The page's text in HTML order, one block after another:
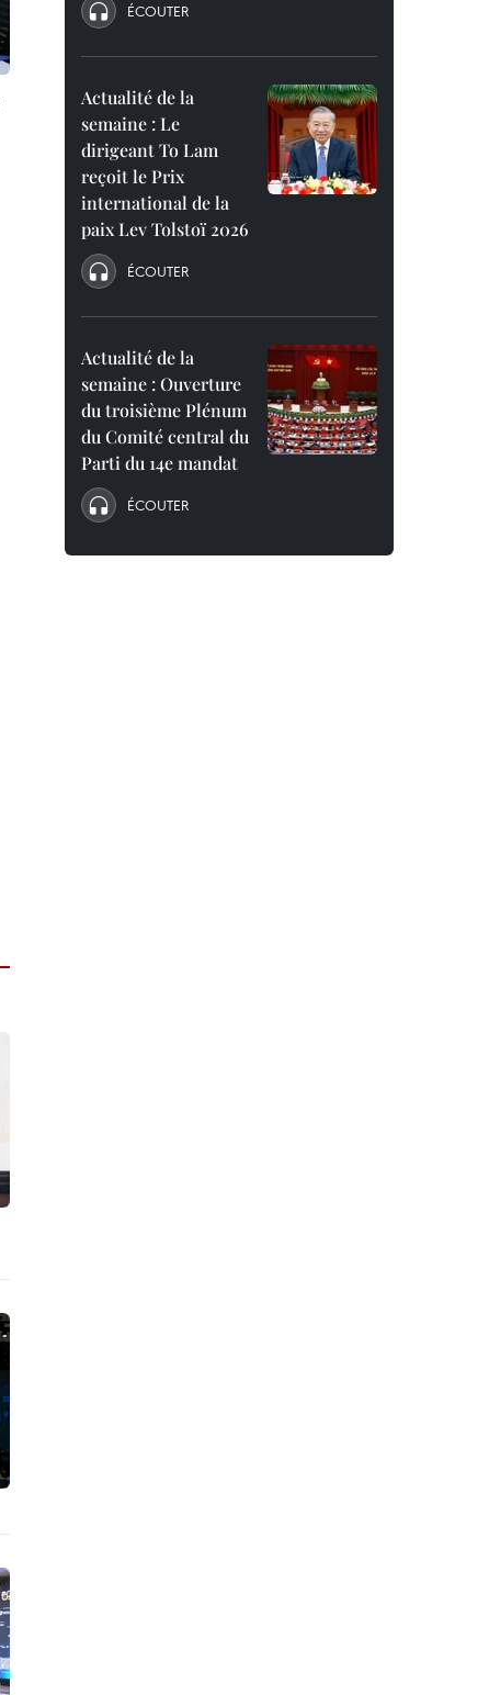
ÉCOUTER
Actualité de la
semaine : Le
dirigeant To Lam
reçoit le Prix
international de la
paix Lev Tolstoï 2026
ÉCOUTER
Actualité de la
semaine : Ouverture
du troisième Plénum
du Comité central du
Parti du 14e mandat
ÉCOUTER